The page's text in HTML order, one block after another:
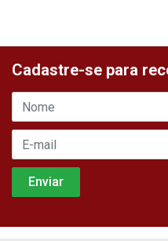
Cadastre-se para